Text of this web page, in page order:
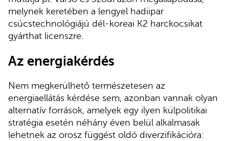
melynek keretében a lengyel hadiipar
csúcstechnológiájú dél-koreai K2 harckocsikat
gyárthat licenszre.
Az energiakérdés
Nem megkerülhető természetesen az
energiaellátás kérdése sem, azonban vannak olyan
alternatív források, amelyek egy ilyen külpolitikai
stratégia esetén néhány éven belül alkalmasak
lehetnek az orosz függést oldó diverzifikációra: